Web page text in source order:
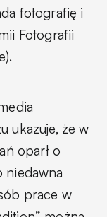
fotografię i
Fotografii
ukazuje, że w
oparł o
niedawna
prace w